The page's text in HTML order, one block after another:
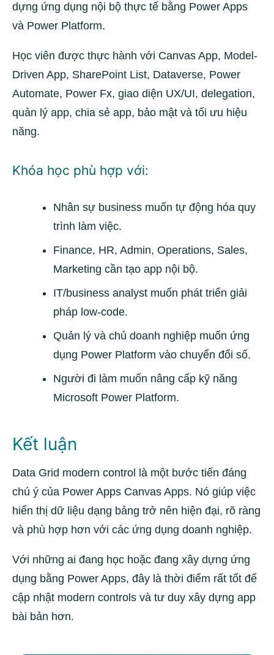
dựng ứng dụng nội bộ thực tế bằng Power Apps
và Power Platform.
Học viên được thực hành với Canvas App, Model-
Driven App, SharePoint List, Dataverse, Power
Automate, Power Fx, giao diện UX/UI, delegation,
quản lý app, chia sẻ app, bảo mật và tối ưu hiệu
năng.
Khóa học phù hợp với:
Nhân sự business muốn tự động hóa quy
trình làm việc.
Finance, HR, Admin, Operations, Sales,
Marketing cần tạo app nội bộ.
IT/business analyst muốn phát triển giải
pháp low-code.
Quản lý và chủ doanh nghiệp muốn ứng
dụng Power Platform vào chuyển đổi số.
Người đi làm muốn nâng cấp kỹ năng
Microsoft Power Platform.
Kết luận
Data Grid modern control là một bước tiến đáng
chú ý của Power Apps Canvas Apps. Nó giúp việc
hiển thị dữ liệu dạng bảng trở nên hiện đại, rõ ràng
và phù hợp hơn với các ứng dụng doanh nghiệp.
Với những ai đang học hoặc đang xây dựng ứng
dụng bằng Power Apps, đây là thời điểm rất tốt để
cập nhật modern controls và tư duy xây dựng app
bài bản hơn.